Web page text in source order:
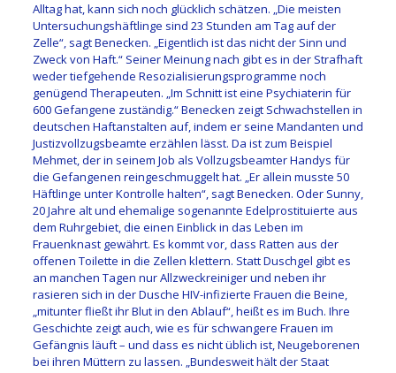
Alltag hat, kann sich noch glücklich schätzen. „Die meisten
Untersuchungshäftlinge sind 23 Stunden am Tag auf der
Zelle“, sagt Benecken. „Eigentlich ist das nicht der Sinn und
Zweck von Haft.“ Seiner Meinung nach gibt es in der Strafhaft
weder tiefgehende Resozialisierungsprogramme noch
genügend Therapeuten. „Im Schnitt ist eine Psychiaterin für
600 Gefangene zuständig.“ Benecken zeigt Schwachstellen in
deutschen Haftanstalten auf, indem er seine Mandanten und
Justizvollzugsbeamte erzählen lässt. Da ist zum Beispiel
Mehmet, der in seinem Job als Vollzugsbeamter Handys für
die Gefangenen reingeschmuggelt hat. „Er allein musste 50
Häftlinge unter Kontrolle halten“, sagt Benecken. Oder Sunny,
20 Jahre alt und ehemalige sogenannte Edelprostituierte aus
dem Ruhrgebiet, die einen Einblick in das Leben im
Frauenknast gewährt. Es kommt vor, dass Ratten aus der
offenen Toilette in die Zellen klettern. Statt Duschgel gibt es
an manchen Tagen nur Allzweckreiniger und neben ihr
rasieren sich in der Dusche HIV-infizierte Frauen die Beine,
„mitunter fließt ihr Blut in den Ablauf“, heißt es im Buch. Ihre
Geschichte zeigt auch, wie es für schwangere Frauen im
Gefängnis läuft – und dass es nicht üblich ist, Neugeborenen
bei ihren Müttern zu lassen. „Bundesweit hält der Staat